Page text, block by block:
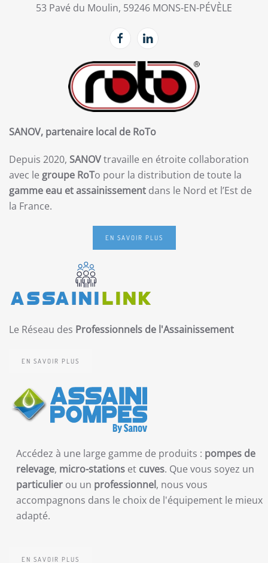
53 Pavé du Moulin, 59246 MONS-EN-PÉVÈLE
SANOV, partenaire local de RoTo
Depuis 2020, SANOVtravaille en étroite collaboration
avec le groupe RoTo pour la distribution de toute la
gamme eau et assainissement dans le Nord et l’Est de
la France.
EN SAVOIR PLUS
Le Réseau des Professionnels de l'Assainissement
EN SAVOIR PLUS
Accédez à une large gamme de produits : pompes de
relevage, micro-stations et cuves. Que vous soyez un
particulier ou un professionnel, nous vous
accompagnons dans le choix de l'équipement le mieux
adapté.
EN SAVOIR PLUS